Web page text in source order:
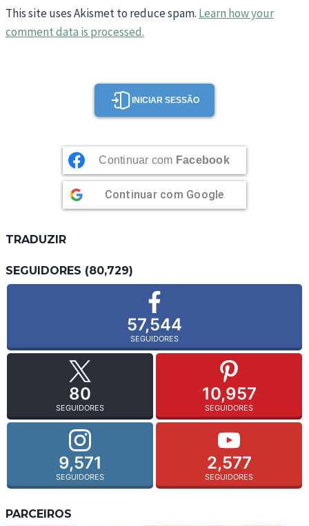
This site uses Akismet to reduce spam. Learn how your
comment data is processed.
INICIAR SESSÃO
Continuar com Facebook
Continuar com Google
TRADUZIR
SEGUIDORES (80,729)
57,544
SEGUIDORES
80
SEGUIDORES
10,957
SEGUIDORES
9,571
SEGUIDORES
2,577
SEGUIDORES
PARCEIROS